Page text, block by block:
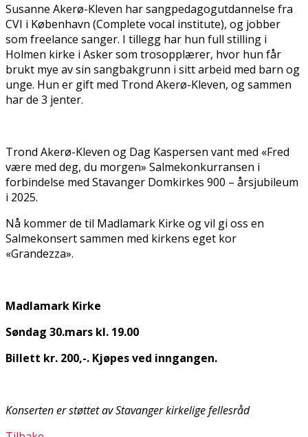
Susanne Akerø-Kleven har sangpedagogutdannelse fra
CVI i København (Complete vocal institute), og jobber
som freelance sanger. I tillegg har hun full stilling i
Holmen kirke i Asker som trosopplærer, hvor hun får
brukt mye av sin sangbakgrunn i sitt arbeid med barn og
unge. Hun er gift med Trond Akerø-Kleven, og sammen
har de 3 jenter.
Trond Akerø-Kleven og Dag Kaspersen vant med «Fred
være med deg, du morgen» Salmekonkurransen i
forbindelse med Stavanger Domkirkes 900 – årsjubileum
i 2025.
Nå kommer de til Madlamark Kirke og vil gi oss en
Salmekonsert sammen med kirkens eget kor
«Grandezza».
Madlamark Kirke
Søndag 30.mars kl. 19.00
Billett kr. 200,-. Kjøpes ved inngangen.
Konserten er støttet av Stavanger kirkelige fellesråd